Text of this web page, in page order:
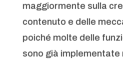
maggiormente sulla
contenuto e delle
poiché molte delle
sono già implementate